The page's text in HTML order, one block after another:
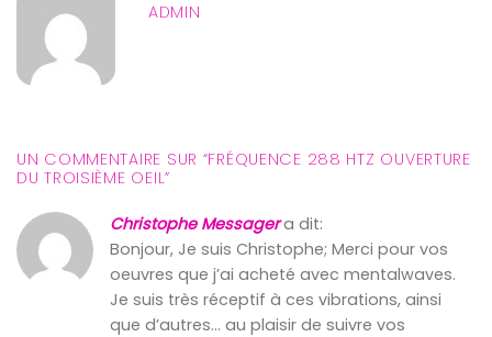
ADMIN
UN COMMENTAIRE SUR “FRÉQUENCE 288 HTZ OUVERTURE
DU TROISIÈME OEIL”
Christophe Messager a dit:
Bonjour, Je suis Christophe; Merci pour vos
oeuvres que j’ai acheté avec mentalwaves.
Je suis très réceptif à ces vibrations, ainsi
que d’autres… au plaisir de suivre vos